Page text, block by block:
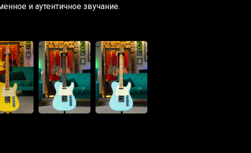
и аутентичное звучание.